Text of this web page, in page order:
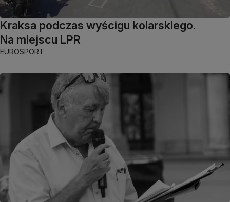
Kraksa podczas wyścigu kolarskiego.
Na miejscu LPR
EUROSPORT